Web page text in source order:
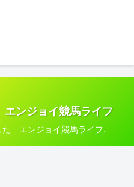
ンジョイ競馬ライフ
エンジョイ競馬ライフ.